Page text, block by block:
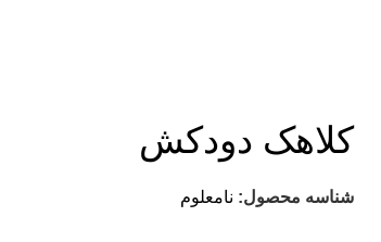
کلاهک دودکش
شناسه محصول: نامعلوم